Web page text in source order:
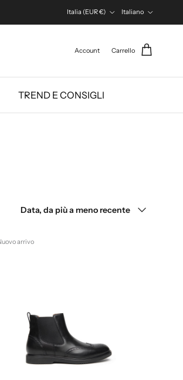
Italia (EUR €)
Italiano
Account Carrello
TREND E CONSIGLI
Data, da più a meno recente
arrivo